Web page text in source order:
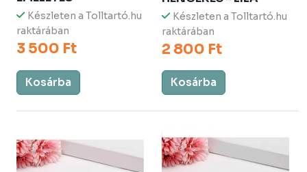
Készleten a Tolltartó.hu
raktárában
3 500 Ft
Kosárba
Készleten a Tolltartó.hu
raktárában
2 800 Ft
Kosárba